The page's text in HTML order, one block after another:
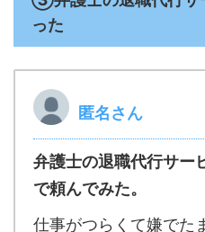
った
匿名さん
弁護士の退職代行サー
で頼んでみた。
仕事がつらくて嫌でた